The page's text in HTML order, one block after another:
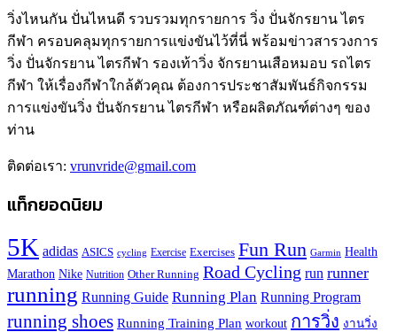
วิ่งไหนกัน ปั่นไหนดี รวบรวมทุกรายการ วิ่ง ปั่นจักรยาน ไตร
กีฬา ครอบคลุมทุกรายการแข่งขันไว้ที่นี่ พร้อมข่าวสารวงการ
วิ่ง ปั่นจักรยาน ไตรกีฬา รองเท้าวิ่ง จักรยานเสือหมอบ รถไตร
กีฬา ให้เรื่องกีฬาใกล้ตัวคุณ ต้องการประชาสัมพันธ์กิจกรรม
การแข่งขันวิ่ง ปั่นจักรยาน ไตรกีฬา หรือผลิตภัณฑ์ต่างๆ ของ
ท่าน
ติดต่อเรา: vrunvride@gmail.com
แท็กยอดนิยม
5K adidas ASICS cycling Exercise Exercises Fun Run Garmin Health
Marathon Nike Nutrition Other Running Road Cycling run runner
running Running Guide Running Plan Running Program
running shoes Running Training Plan workout การวิ่ง งานวิ่ง